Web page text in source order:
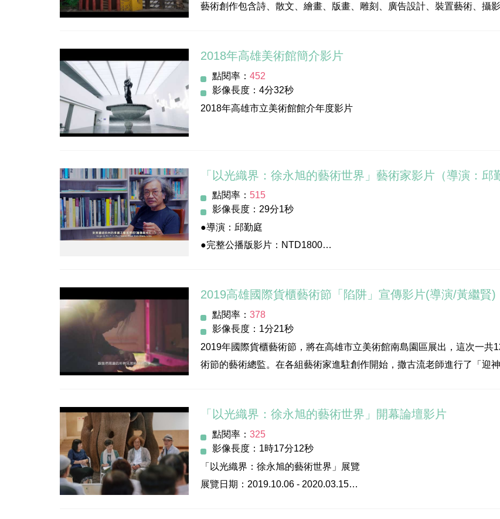
執行監督：羅潔尹
導 演：黃繼賢
藝術創作包含詩、散文、繪畫、版畫、雕刻、廣告設計、裝置藝術、攝
指導單位：文化部
主辦/執行單位：高雄市立美術館
發 行 人：李玉玲
執行監督：羅潔尹
2018年高雄美術館簡介影片
點閱率： 452
影像長度：4分32秒
2018年高雄市立美術館館介年度影片
「以光織界：徐永旭的藝術世界」藝術家影片（導演：邱
點閱率： 515
影像長度：29分1秒
●導演：邱勤庭
●完整公播版影片：NTD1800
高美館視覺藝術影像資料庫系列
以光織界－徐永旭的藝術世界
The Audio-Visual Archives of Contemporary Artists in KMFA
Hsu Yunghsu：A World Made Light
------
製作協調│徐永旭、羅潔尹、蔡沐恩
人物訪談│徐永旭、張溫惠、李玉玲、陳家毅
導演│邱勤庭
攝影｜邱勤庭、溫朝鈞、曾信堯、林怡柔
剪接│邱勤庭、三森彩子
2019高雄國際貨櫃藝術節「陷阱」宣傳影片(導演/黃繼賢)
點閱率： 378
影像長度：1分21秒
2019年國際貨櫃藝術節，將在高雄市立美術館南島園區展出，這次一
術節的藝術總監。在各組藝術家進駐創作開始，撒古流老師進行了「迎
●伏地影像工作室，導演/黃繼賢
-----
●活動日期：2019/12/7(六)─2020/2/9(日)
●展出時間：週二至週日11:00-18:00‧夜間照明至21:30
●展出地點：高雄市立美術館南島園區
「以光織界：徐永旭的藝術世界」開幕論壇影片
點閱率： 325
影像長度：1時17分12秒
「以光織界：徐永旭的藝術世界」展覽
展覽日期：2019.10.06 - 2020.03.15